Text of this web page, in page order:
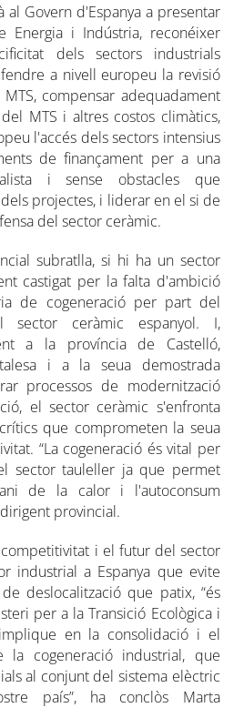
al Govern d'Espanya a presentar
Energia i Indústria, reconéixer
dels sectors industrials
a nivell europeu la revisió
compensar adequadament
MTS i altres costos climàtics,
l'accés dels sectors intensius
de finançament per a una
i sense obstacles que
projectes, i liderar en el si de
del sector ceràmic.
subratlla, si hi ha un sector
castigat per la falta d'ambició
de cogeneració per part del
sector ceràmic espanyol. I,
a la província de Castelló,
i a la seua demostrada
processos de modernització
el sector ceràmic s'enfronta
que comprometen la seua
“La cogeneració és vital per
sector tauleller ja que permet
de la calor i l'autoconsum
provincial.
i el futur del sector
industrial a Espanya que evite
deslocalització que patix, “és
per a la Transició Ecològica i
en la consolidació i el
la cogeneració industrial, que
al conjunt del sistema elèctric
país”, ha conclòs Marta